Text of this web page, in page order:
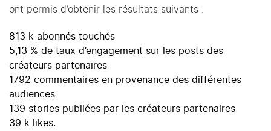
ont permis d’obtenir les résultats suivants :
813 k abonnés touchés
5,13 % de taux d’engagement sur les posts des
créateurs partenaires
1792 commentaires en provenance des différentes
audiences
139 stories publiées par les créateurs partenaires
39 k likes.